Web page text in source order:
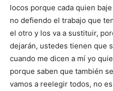
locos porque cada quien
no defiendo el trabajo que
el otro y los va a sustituir,
dejarán, ustedes tienen que
cuando me dicen a mí yo
porque saben que también
vamos a reelegir todos, no